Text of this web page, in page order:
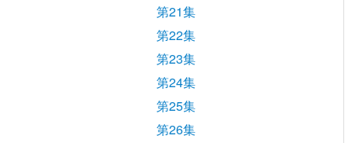
第21集
第22集
第23集
第24集
第25集
第26集